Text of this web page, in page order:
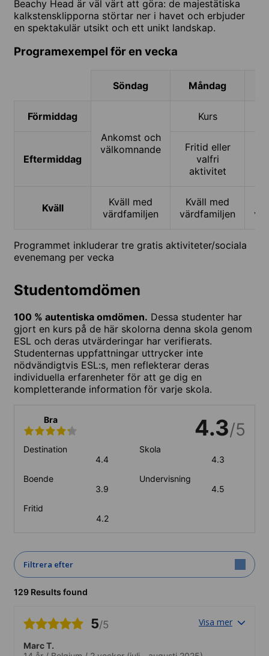
Beachy Head är väl värt att göra: de majestätiska
kalkstensklipporna störtar ner i havet och erbjuder
en spektakulär utsikt och ett unikt landskap.
Programexempel för en vecka
Söndag Måndag
Förmiddag
Ankomst och
välkomnande
Kurs
Eftermiddag
Fritid eller
valfri
aktivitet
Kväll
Kväll med
värdfamiljen
Kväll med
värdfamiljen
Programmet inkluderar tre gratis aktiviteter/sociala
evenemang per vecka
Studentomdömen
100 % autentiska omdömen. Dessa studenter har
gjort en kurs på de här skolorna denna skola genom
ESL och deras utvärderingar har verifierats.
Studenternas uppfattningar uttrycker inte
nödvändigtvis ESL:s, men reflekterar deras
individuella erfarenheter för att ge dig en
kompletterande information för varje skola.
Bra 4.3/5
Destination
4.4
Skola
4.3
Boende
3.9
Undervisning
4.5
Fritid
4.2
Filtrera efter
129 Results found
5/5 Visa mer
Marc T.